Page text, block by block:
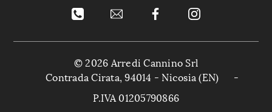
© 2026 Arredi Cannino Srl
Contrada Cirata, 94014 - Nicosia (EN)
-
P.IVA 01205790866